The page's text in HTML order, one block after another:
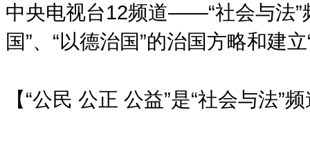
中央电视台12频道——“社会与法”
国”、“以德治国”的治国方略和建
【“公民 公正 公益”是“社会与法”